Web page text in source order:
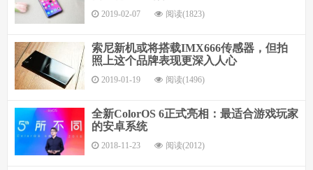
2019-02-07 阅读(1823)
索尼新机或将搭载IMX666传感器，但拍
照上这个品牌表现更深入人心
2019-01-19 阅读(1496)
全新ColorOS 6正式亮相：最适合游戏玩家
的安卓系统
2018-11-23 阅读(2012)